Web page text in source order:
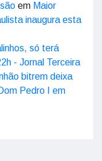
em Maior
inaugura esta
só terá
- Jornal Terceira
bitrem deixa
Pedro I em